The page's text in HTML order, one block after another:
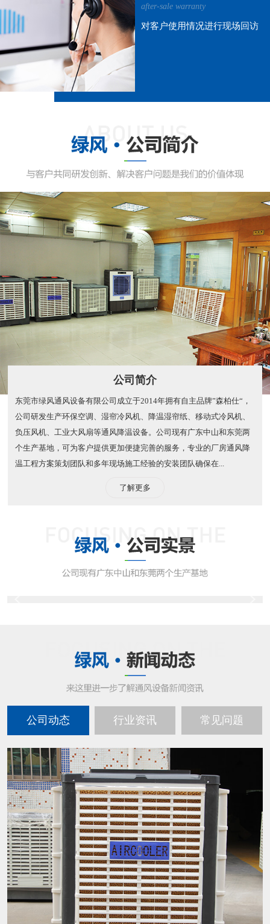
after-sale warranty
对客户使用情况进行现场回访
公司简介
东莞市绿风通风设备有限公司成立于2014年拥有自主品牌”森柏仕“，
公司研发生产环保空调、湿帘冷风机、降温湿帘纸、移动式冷风机、
负压风机、工业大风扇等通风降温设备。公司现有广东中山和东莞两
个生产基地，可为客户提供更加便捷完善的服务，专业的厂房通风降
温工程方案策划团队和多年现场施工经验的安装团队确保在...
了解更多
公司动态 行业资讯 常见问题